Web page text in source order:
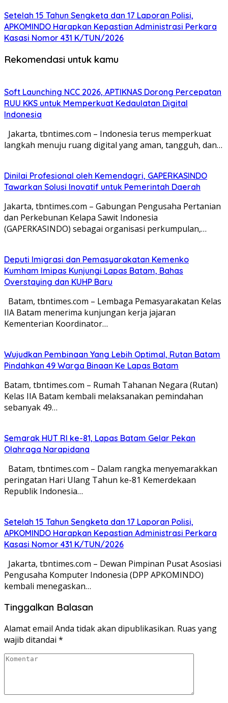
Setelah 15 Tahun Sengketa dan 17 Laporan Polisi,
APKOMINDO Harapkan Kepastian Administrasi Perkara
Kasasi Nomor 431 K/TUN/2026
Rekomendasi untuk kamu
Soft Launching NCC 2026, APTIKNAS Dorong Percepatan
RUU KKS untuk Memperkuat Kedaulatan Digital
Indonesia
Jakarta, tbntimes.com – Indonesia terus memperkuat
langkah menuju ruang digital yang aman, tangguh, dan…
Dinilai Profesional oleh Kemendagri, GAPERKASINDO
Tawarkan Solusi Inovatif untuk Pemerintah Daerah
Jakarta, tbntimes.com – Gabungan Pengusaha Pertanian
dan Perkebunan Kelapa Sawit Indonesia
(GAPERKASINDO) sebagai organisasi perkumpulan,…
Deputi Imigrasi dan Pemasyarakatan Kemenko
Kumham Imipas Kunjungi Lapas Batam, Bahas
Overstaying dan KUHP Baru
Batam, tbntimes.com – Lembaga Pemasyarakatan Kelas
IIA Batam menerima kunjungan kerja jajaran
Kementerian Koordinator…
Wujudkan Pembinaan Yang Lebih Optimal, Rutan Batam
Pindahkan 49 Warga Binaan Ke Lapas Batam
Batam, tbntimes.com – Rumah Tahanan Negara (Rutan)
Kelas IIA Batam kembali melaksanakan pemindahan
sebanyak 49…
Semarak HUT RI ke-81, Lapas Batam Gelar Pekan
Olahraga Narapidana
Batam, tbntimes.com – Dalam rangka menyemarakkan
peringatan Hari Ulang Tahun ke-81 Kemerdekaan
Republik Indonesia…
Setelah 15 Tahun Sengketa dan 17 Laporan Polisi,
APKOMINDO Harapkan Kepastian Administrasi Perkara
Kasasi Nomor 431 K/TUN/2026
Jakarta, tbntimes.com – Dewan Pimpinan Pusat Asosiasi
Pengusaha Komputer Indonesia (DPP APKOMINDO)
kembali menegaskan…
Tinggalkan Balasan
Alamat email Anda tidak akan dipublikasikan. Ruas yang
wajib ditandai *